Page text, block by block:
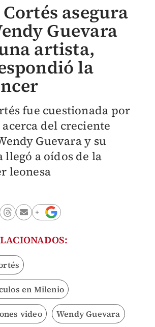
asegura
Guevara
artista,
la
fue cuestionada por
del creciente
Guevara y su
llegó a oídos de la
leonesa
en Milenio
video Wendy Guevara